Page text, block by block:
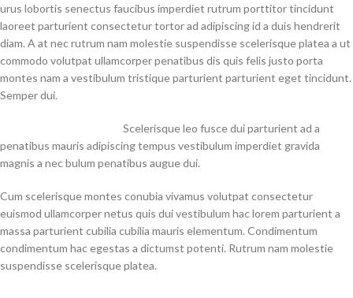
urus lobortis senectus faucibus imperdiet rutrum porttitor tincidunt
laoreet parturient consectetur tortor ad adipiscing id a duis hendrerit
diam. A at nec rutrum nam molestie suspendisse scelerisque platea a ut
commodo volutpat ullamcorper penatibus dis quis felis justo porta
montes nam a vestibulum tristique parturient parturient eget tincidunt.
Semper dui.
Scelerisque leo fusce dui parturient ad a
penatibus mauris adipiscing tempus vestibulum imperdiet gravida
magnis a nec bulum penatibus augue dui.
Cum scelerisque montes conubia vivamus volutpat consectetur
euismod ullamcorper netus quis dui vestibulum hac lorem parturient a
massa parturient cubilia cubilia mauris elementum. Condimentum
condimentum hac egestas a dictumst potenti. Rutrum nam molestie
suspendisse scelerisque platea.